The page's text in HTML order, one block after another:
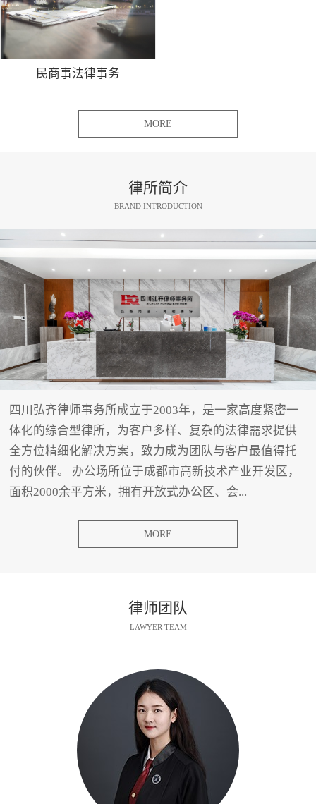
民商事法律事务
MORE
律所简介
BRAND INTRODUCTION
四川弘齐律师事务所成立于2003年，是一家高度紧密一
体化的综合型律所，为客户多样、复杂的法律需求提供
全方位精细化解决方案，致力成为团队与客户最值得托
付的伙伴。 办公场所位于成都市高新技术产业开发区，
面积2000余平方米，拥有开放式办公区、会...
MORE
律师团队
LAWYER TEAM